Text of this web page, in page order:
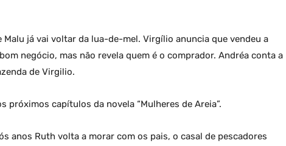
já vai voltar da lua-de-mel. Virgílio anuncia que vendeu a
negócio, mas não revela quem é o comprador. Andréa conta a
de Virgilio.
próximos capítulos da novela “Mulheres de Areia”.
anos Ruth volta a morar com os pais, o casal de pescadores